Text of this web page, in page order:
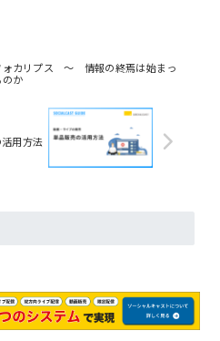
ォカリプス ～ 情報の終焉は始まっ
のか
用方法